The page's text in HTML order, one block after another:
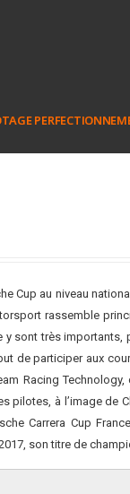
Cup au niveau
rassemble
y sont très importants,
de participer aux
Racing Technology,
pilotes, à l’image de
Carrera Cup
son titre de